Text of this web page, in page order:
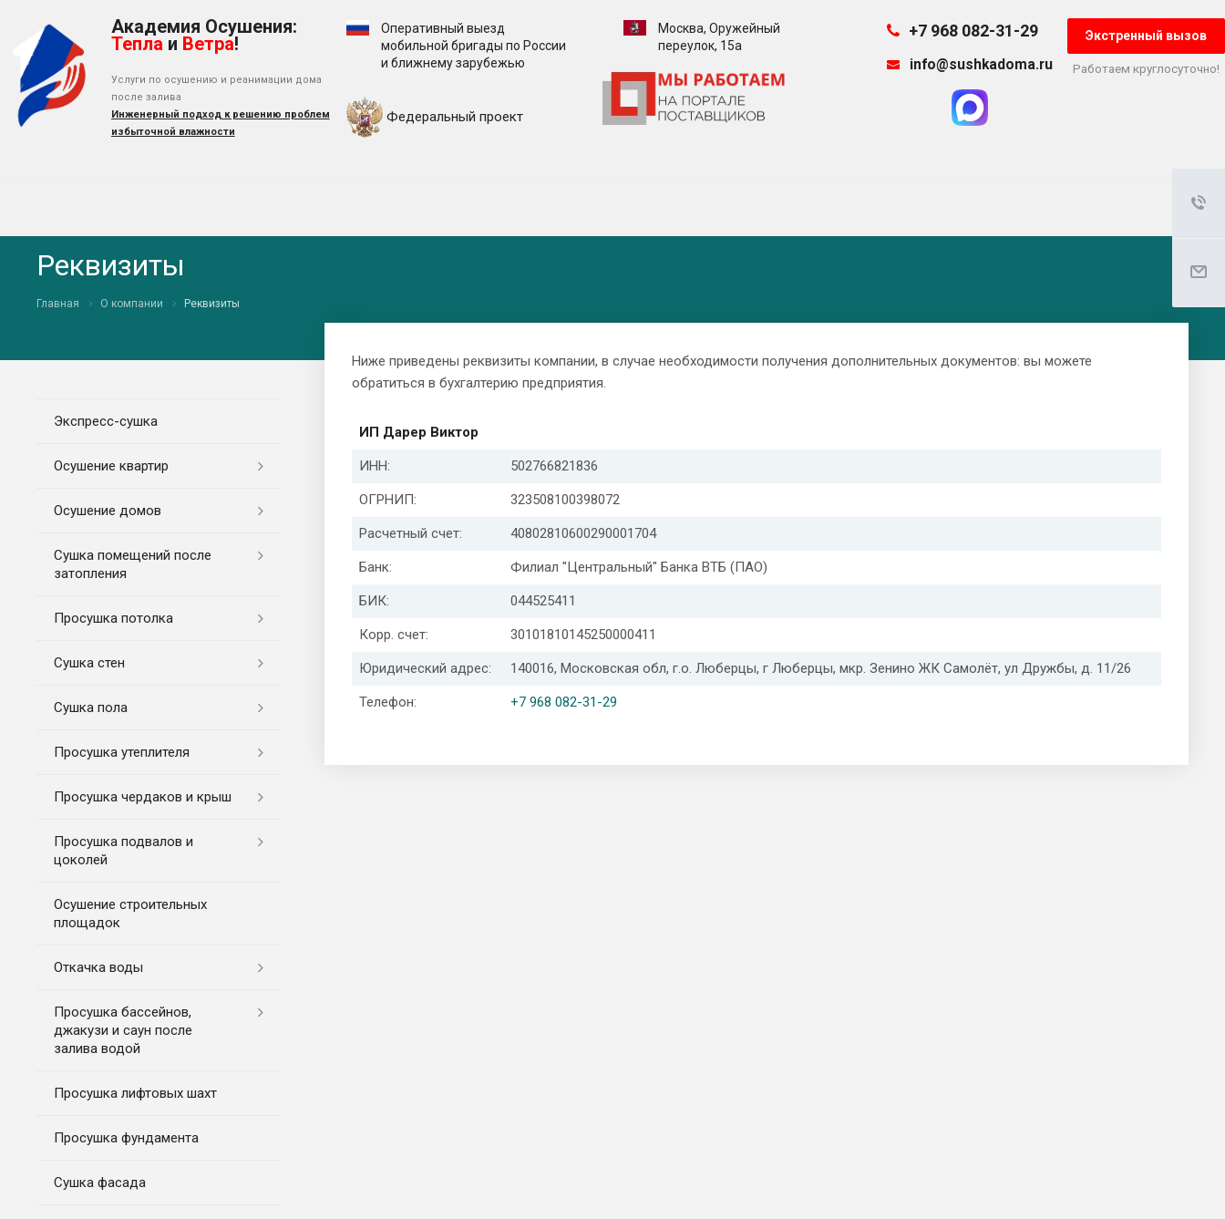
Академия Осушения:
Тепла и Ветра!
Услуги по осушению и реанимации дома
после залива
Инженерный подход к решению проблем
избыточной влажности
Оперативный выезд
мобильной бригады по России
и ближнему зарубежью
Федеральный проект
Москва, Оружейный
переулок, 15а
+7 968 082-31-29
info@sushkadoma.ru
Экстренный вызов
Работаем круглосуточно!
Реквизиты
Главная О компании Реквизиты
Ниже приведены реквизиты компании, в случае необходимости получения дополнительных документов: вы можете
обратиться в бухгалтерию предприятия.
ИП Дарер Виктор
ИНН: 502766821836
ОГРНИП: 323508100398072
Расчетный счет: 40802810600290001704
Банк: Филиал "Центральный" Банка ВТБ (ПАО)
БИК: 044525411
Корр. счет: 30101810145250000411
Юридический адрес: 140016, Московская обл, г.о. Люберцы, г Люберцы, мкр. Зенино ЖК Самолёт, ул Дружбы, д. 11/26
Телефон: +7 968 082-31-29
Экспресс-cушка
Осушение квартир
Осушение домов
Сушка помещений после
затопления
Просушка потолка
Сушка стен
Сушка пола
Просушка утеплителя
Просушка чердаков и крыш
Просушка подвалов и
цоколей
Осушение строительных
площадок
Откачка воды
Просушка бассейнов,
джакузи и саун после
залива водой
Просушка лифтовых шахт
Просушка фундамента
Сушка фасада